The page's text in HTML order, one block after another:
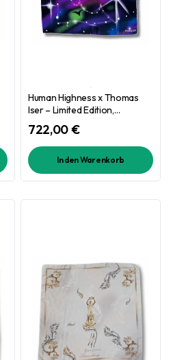
Human Highness x Thomas
Iser – Limited Edition,
einzigartiges Stück – Galactic
Window
722,00€
In den Warenkorb